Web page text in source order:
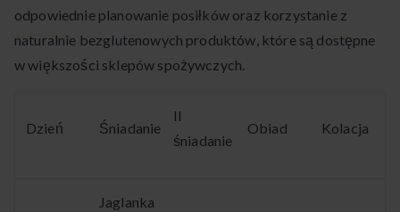
odpowiednie planowanie posiłków oraz korzystanie z
naturalnie bezglutenowych produktów, które są dostępne
w większości sklepów spożywczych.
Dzień Śniadanie
II
śniadanie
Obiad Kolacja
Jaglanka